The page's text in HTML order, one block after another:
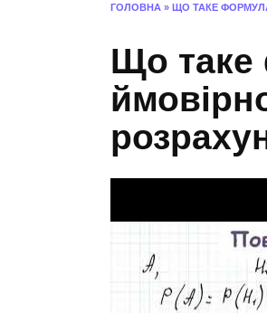
ГОЛОВНА » ЩО ТАКЕ
Що таке